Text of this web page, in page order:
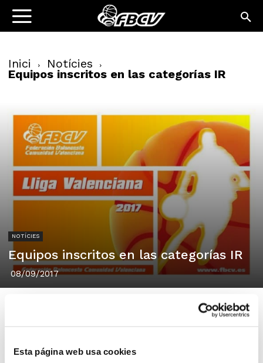
Esta página web usa cookies
Inici Notícies
Equipos inscritos en las categorías IR
NOTÍCIES
Equipos inscritos en las categorías IR
08/09/2017
Una vez finalizado el plazo de inscripción en las